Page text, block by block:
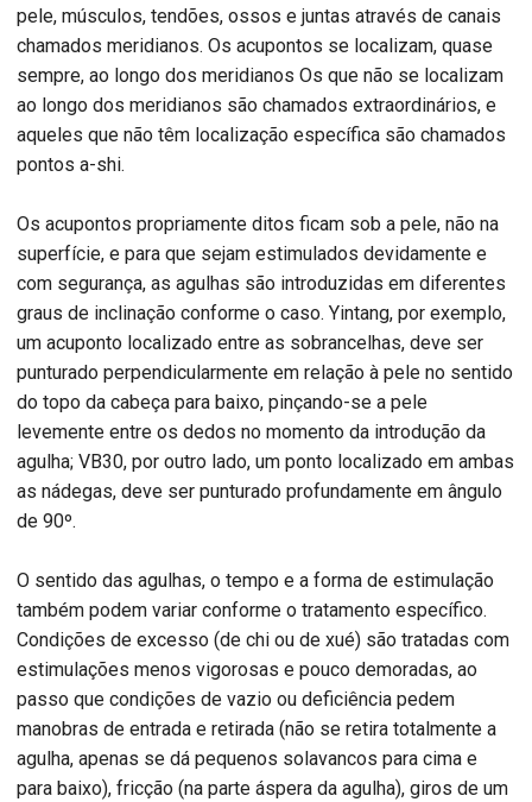
pele, músculos, tendões, ossos e juntas através de canais
chamados meridianos. Os acupontos se localizam, quase
sempre, ao longo dos meridianos Os que não se localizam
ao longo dos meridianos são chamados extraordinários, e
aqueles que não têm localização específica são chamados
pontos a-shi.
Os acupontos propriamente ditos ficam sob a pele, não na
superfície, e para que sejam estimulados devidamente e
com segurança, as agulhas são introduzidas em diferentes
graus de inclinação conforme o caso. Yintang, por exemplo,
um acuponto localizado entre as sobrancelhas, deve ser
punturado perpendicularmente em relação à pele no sentido
do topo da cabeça para baixo, pinçando-se a pele
levemente entre os dedos no momento da introdução da
agulha; VB30, por outro lado, um ponto localizado em ambas
as nádegas, deve ser punturado profundamente em ângulo
de 90º.
O sentido das agulhas, o tempo e a forma de estimulação
também podem variar conforme o tratamento específico.
Condições de excesso (de chi ou de xué) são tratadas com
estimulações menos vigorosas e pouco demoradas, ao
passo que condições de vazio ou deficiência pedem
manobras de entrada e retirada (não se retira totalmente a
agulha, apenas se dá pequenos solavancos para cima e
para baixo), fricção (na parte áspera da agulha), giros de um